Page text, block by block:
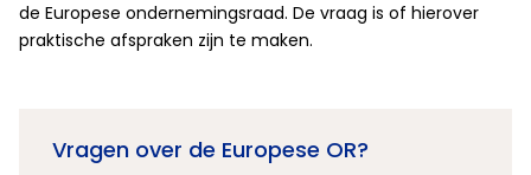
de Europese ondernemingsraad. De vraag is of hierover
praktische afspraken zijn te maken.
Vragen over de Europese OR?